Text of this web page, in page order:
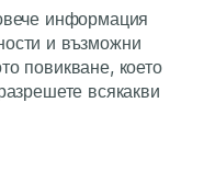
информация
и възможни
повикване, което
всякакви